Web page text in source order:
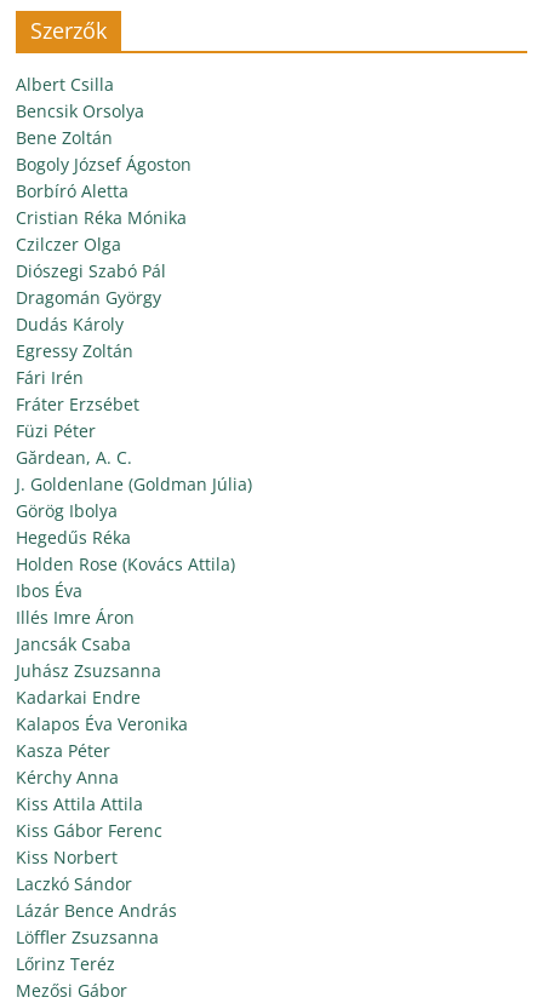
Szerzők
Albert Csilla
Bencsik Orsolya
Bene Zoltán
Bogoly József Ágoston
Borbíró Aletta
Cristian Réka Mónika
Czilczer Olga
Diószegi Szabó Pál
Dragomán György
Dudás Károly
Egressy Zoltán
Fári Irén
Fráter Erzsébet
Füzi Péter
Gărdean, A. C.
J. Goldenlane (Goldman Júlia)
Görög Ibolya
Hegedűs Réka
Holden Rose (Kovács Attila)
Ibos Éva
Illés Imre Áron
Jancsák Csaba
Juhász Zsuzsanna
Kadarkai Endre
Kalapos Éva Veronika
Kasza Péter
Kérchy Anna
Kiss Attila Attila
Kiss Gábor Ferenc
Kiss Norbert
Laczkó Sándor
Lázár Bence András
Löffler Zsuzsanna
Lőrinz Teréz
Mezősi Gábor